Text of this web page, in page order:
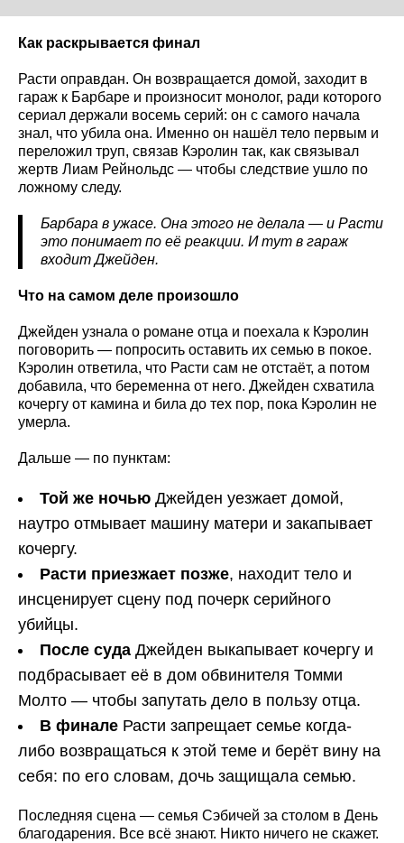
Как раскрывается финал
Расти оправдан. Он возвращается домой, заходит в
гараж к Барбаре и произносит монолог, ради которого
сериал держали восемь серий: он с самого начала
знал, что убила она. Именно он нашёл тело первым и
переложил труп, связав Кэролин так, как связывал
жертв Лиам Рейнольдс — чтобы следствие ушло по
ложному следу.
Барбара в ужасе. Она этого не делала — и Расти
это понимает по её реакции. И тут в гараж
входит Джейден.
Что на самом деле произошло
Джейден узнала о романе отца и поехала к Кэролин
поговорить — попросить оставить их семью в покое.
Кэролин ответила, что Расти сам не отстаёт, а потом
добавила, что беременна от него. Джейден схватила
кочергу от камина и била до тех пор, пока Кэролин не
умерла.
Дальше — по пунктам:
Той же ночью Джейден уезжает домой,
наутро отмывает машину матери и закапывает
кочергу.
Расти приезжает позже, находит тело и
инсценирует сцену под почерк серийного
убийцы.
После суда Джейден выкапывает кочергу и
подбрасывает её в дом обвинителя Томми
Молто — чтобы запутать дело в пользу отца.
В финале Расти запрещает семье когда-
либо возвращаться к этой теме и берёт вину на
себя: по его словам, дочь защищала семью.
Последняя сцена — семья Сэбичей за столом в День
благодарения. Все всё знают. Никто ничего не скажет.